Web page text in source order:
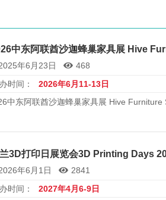
中东阿联酋沙迦蜂巢家具展 Hive
年6月23日
468
时间：
2026年6月11-13日
中东阿联酋沙迦蜂巢家具展 Hive Furniture
3D打印日展览会3D Printing Days
年6月1日
2841
时间：
2027年4月6-9日